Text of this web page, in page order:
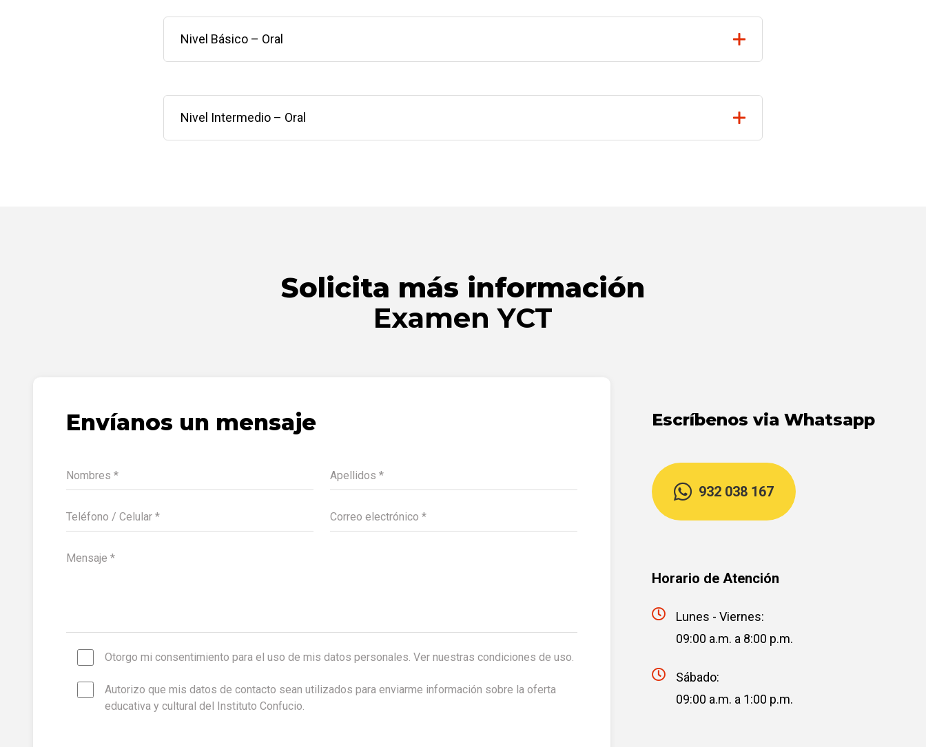
Nivel Básico – Oral
Nivel Intermedio – Oral
Solicita más información
Examen YCT
Envíanos un mensaje
Nombres * Apellidos *
Teléfono / Celular * Correo electrónico *
Mensaje *
Otorgo mi consentimiento para el uso de mis datos personales. Ver nuestras condiciones de uso.
Autorizo que mis datos de contacto sean utilizados para enviarme información sobre la oferta
educativa y cultural del Instituto Confucio.
Escríbenos via Whatsapp
932 038 167
Horario de Atención
Lunes - Viernes:
09:00 a.m. a 8:00 p.m.
Sábado:
09:00 a.m. a 1:00 p.m.